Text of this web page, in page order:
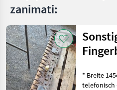
zanimati:
* Breite 145cm
telefonisch